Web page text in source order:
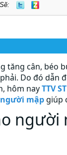
cân, béo
Do đó dẫn
hôm nayTTV
mập giúp
người